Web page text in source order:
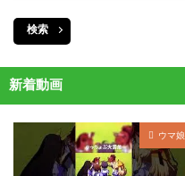
検索
新着動画
ウマ娘